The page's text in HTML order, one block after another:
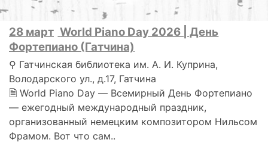
28 март World Piano Day 2026 | День
Фортепиано (Гатчина)
⚲ Гатчинская библиотека им. А. И. Куприна,
Володарского ул., д.17, Гатчина
🗎 World Piano Day — Всемирный День Фортепиано
— ежегодный международный праздник,
организованный немецким композитором Нильсом
Фрамом. Вот что сам..